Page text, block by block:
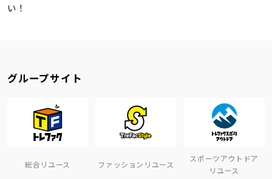
い！
グループサイト
総合リユース ファッションリユース
スポーツアウトドア
リユース